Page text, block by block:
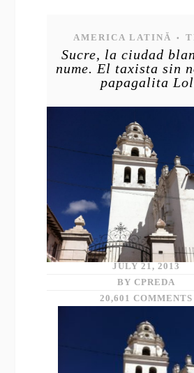
AMERICA LATINĂ •
Sucre, la ciudad
nume. El taxista sin
papagalita
JULY 21, 2013
BY CPREDA
20,601 COMMENTS